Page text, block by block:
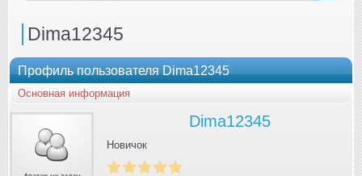
Dima12345
Профиль пользователя Dima12345
Основная информация
Dima12345
Новичок